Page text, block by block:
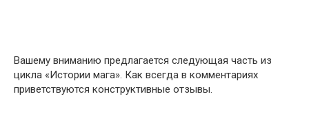
Вашему вниманию предлагается следующая часть из
цикла «Истории мага». Как всегда в комментариях
приветствуются конструктивные отзывы.